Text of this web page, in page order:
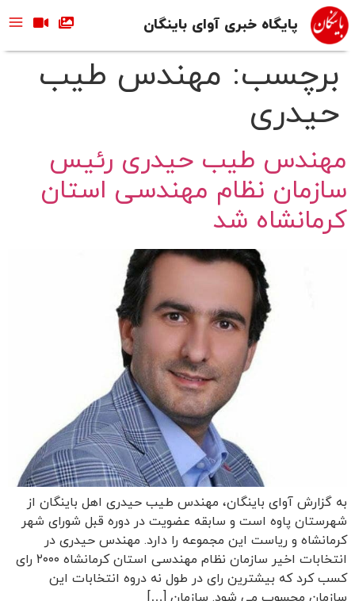
پایگاه خبری آوای باینگان
برچسب: مهندس طیب
حیدری
مهندس طیب حیدری رئیس
سازمان نظام مهندسی استان
کرمانشاه شد
به گزارش آوای باینگان، مهندس طیب حیدری اهل باینگان از
شهرستان پاوه است و سابقه عضویت در دوره قبل شورای شهر
کرمانشاه و ریاست این مجموعه را دارد. مهندس حیدری در
انتخابات اخیر سازمان نظام مهندسی استان کرمانشاه ۲۰۰۰ رای
کسب کرد که بیشترین رای در طول نه دروه انتخابات این